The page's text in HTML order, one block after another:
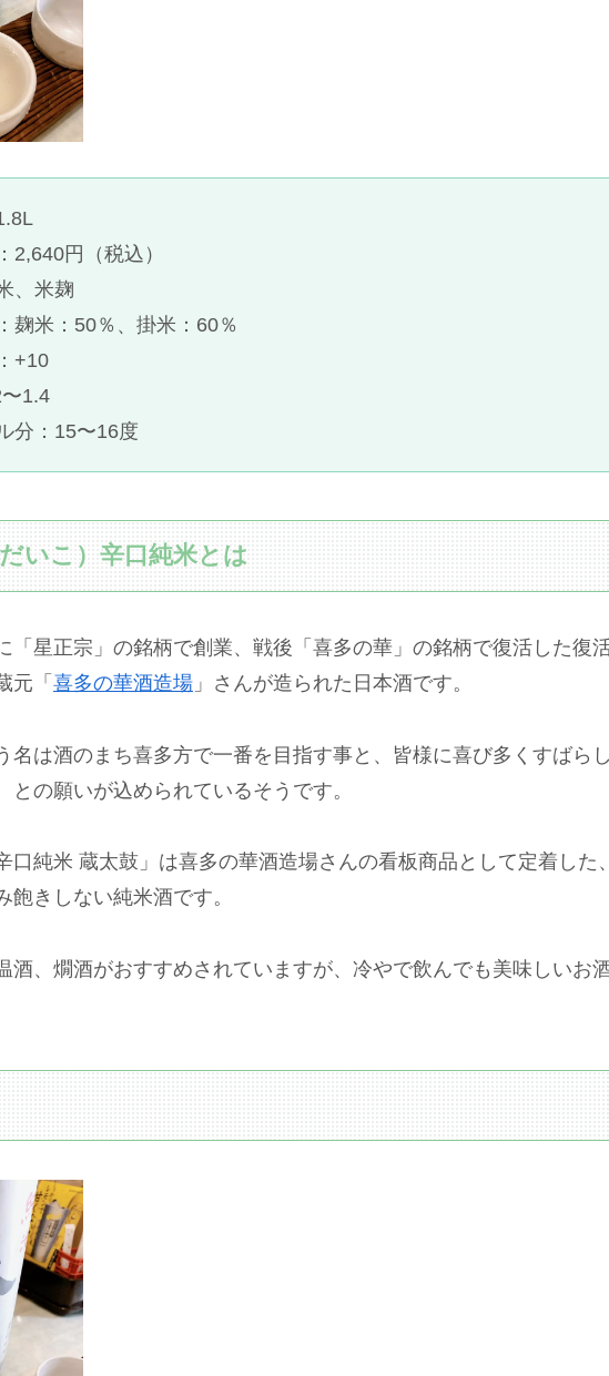
2,640円（税込）
、米麹
麹米：50％、掛米：60％
+10
1.4
分：15〜16度
いこ）辛口純米とは
「星正宗」の銘柄で創業、戦後「喜多の華」の銘柄で復活した復
元「 喜多の華酒造場 」さんが造られた日本酒です。
名は酒のまち喜多方で一番を目指す事と、皆様に喜び多くすばら
との願いが込められているそうです。
口純米 蔵太鼓」は喜多の華酒造場さんの看板商品として定着した
飽きしない純米酒です。
酒、燗酒がおすすめされていますが、冷やで飲んでも美味しいお